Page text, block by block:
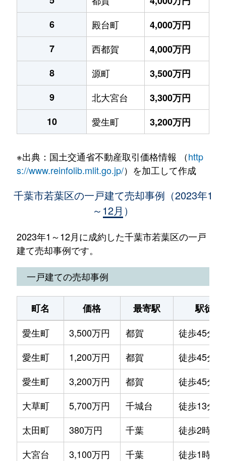
6
殿台町
4,000万円
7
西都賀
4,000万円
8
源町
3,500万円
9
北大宮台
3,300万円
10
愛生町 3,200万円
※出典：国土交通省不動産取引価格情報 （http
s://www.reinfolib.mlit.go.jp/）を加工して作成
千葉市若葉区の一戸建て売却事例（2023年1
～12月）
2023年1～12月に成約した千葉市若葉区の一戸
建て売却事例です。
一戸建ての売却事例
町名 価格 最寄駅
駅徒歩
愛生町
3,500万円 都賀
徒歩45分
愛生町
1,200万円 都賀
徒歩45分
愛生町
3,200万円 都賀
徒歩45分
大草町
5,700万円 千城台
徒歩13分
太田町
380万円 千葉
徒歩2時間
大宮台
3,100万円 千葉
徒歩1時間